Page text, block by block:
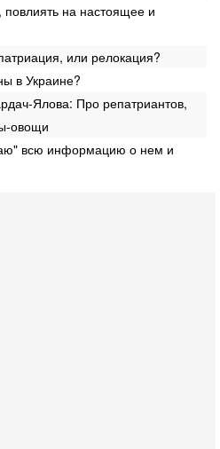
на настоящее и
или релокация?
в Украине?
Ялова: Про репатриантов,
овощи
всю информацию о нем и